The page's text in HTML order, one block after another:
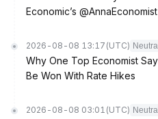
Economic’s @AnnaEconomist
2026-08-08 13:17 (UTC) Neutral
Why One Top Economist
Be Won With Rate Hikes
2026-08-08 03:01 (UTC) Neutral